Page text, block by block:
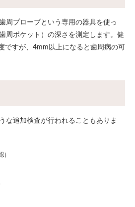
周プローブという専用の器具を使っ
周ポケット）の深さを測定します。健
ですが、4mm以上になると歯周病の可
な追加検査が行われることもありま